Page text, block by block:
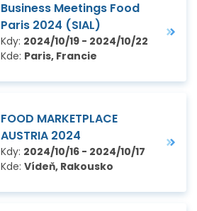
Business Meetings Food
Paris 2024 (SIAL)
Kdy: 2024/10/19 - 2024/10/22
Kde: Paris, Francie
FOOD MARKETPLACE
AUSTRIA 2024
Kdy: 2024/10/16 - 2024/10/17
Kde: Vídeň, Rakousko